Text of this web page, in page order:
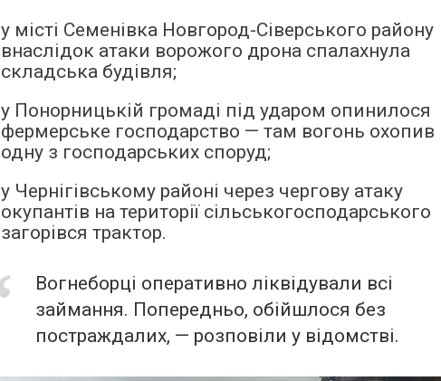
у місті Семенівка Новгород-Сіверського району
внаслідок атаки ворожого дрона спалахнула
складська будівля;
у Понорницькій громаді під ударом опинилося
фермерське господарство — там вогонь охопив
одну з господарських споруд;
у Чернігівському районі через чергову атаку
окупантів на території сільськогосподарського
загорівся трактор.
Вогнеборці оперативно ліквідували всі
займання. Попередньо, обійшлося без
постраждалих, — розповіли у відомстві.